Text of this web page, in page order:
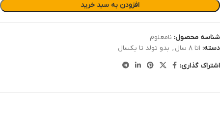
افزودن به سبد خرید
شناسه محصول: نامعلوم
دسته: ۱تا ۸ سال , بدو تولد تا یکسال
اشتراک گذاری: